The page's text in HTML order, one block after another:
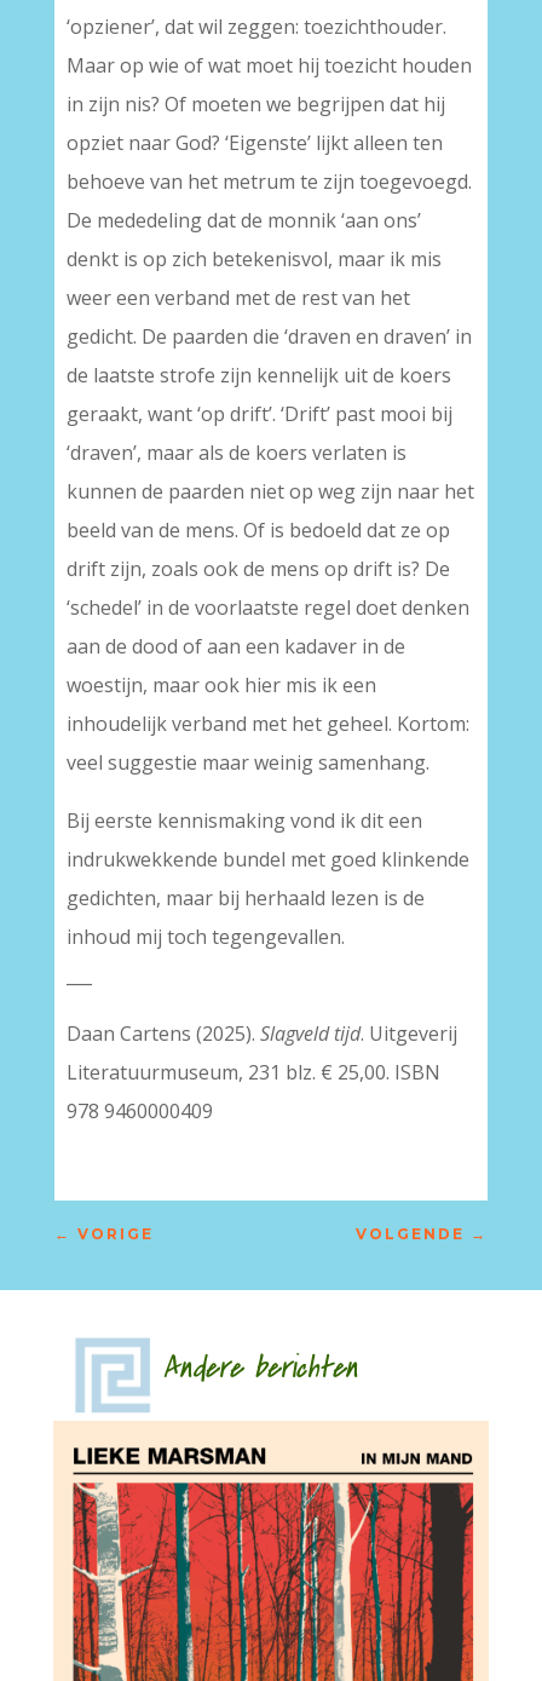
‘opziener’, dat wil zeggen: toezichthouder.
Maar op wie of wat moet hij toezicht houden
in zijn nis? Of moeten we begrijpen dat hij
opziet naar God? ‘Eigenste’ lijkt alleen ten
behoeve van het metrum te zijn toegevoegd.
De mededeling dat de monnik ‘aan ons’
denkt is op zich betekenisvol, maar ik mis
weer een verband met de rest van het
gedicht. De paarden die ‘draven en draven’ in
de laatste strofe zijn kennelijk uit de koers
geraakt, want ‘op drift’. ‘Drift’ past mooi bij
‘draven’, maar als de koers verlaten is
kunnen de paarden niet op weg zijn naar het
beeld van de mens. Of is bedoeld dat ze op
drift zijn, zoals ook de mens op drift is? De
‘schedel’ in de voorlaatste regel doet denken
aan de dood of aan een kadaver in de
woestijn, maar ook hier mis ik een
inhoudelijk verband met het geheel. Kortom:
veel suggestie maar weinig samenhang.
Bij eerste kennismaking vond ik dit een
indrukwekkende bundel met goed klinkende
gedichten, maar bij herhaald lezen is de
inhoud mij toch tegengevallen.
Daan Cartens (2025). Slagveld tijd. Uitgeverij
Literatuurmuseum, 231 blz. € 25,00. ISBN
978 9460000409
← VORIGE VOLGENDE →
Andere berichten